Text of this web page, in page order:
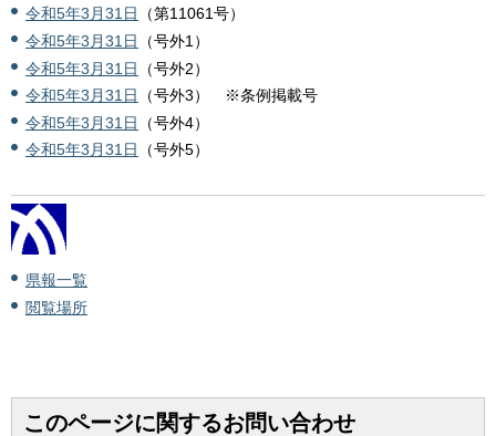
令和5年3月31日
（第11061号）
令和5年3月31日
（号外1）
令和5年3月31日
（号外2）
令和5年3月31日
（号外3） ※条例掲載号
令和5年3月31日
（号外4）
令和5年3月31日
（号外5）
県報一覧
閲覧場所
このページに関するお問い合わせ